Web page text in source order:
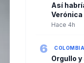
Así
Gustavo
Hace 4h
6 COLOMBIA
Orgullo